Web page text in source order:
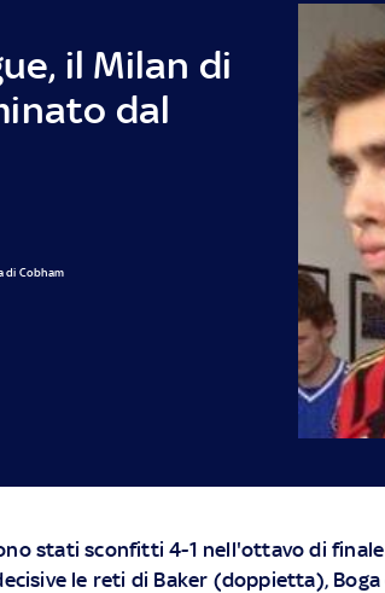
il Milan di
dal
di Cobham
stati sconfitti 4-1 nell'ottavo di
le reti di Baker (doppietta), Boga